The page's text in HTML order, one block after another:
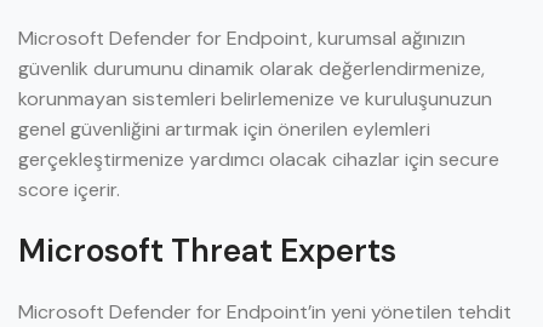
Microsoft Defender for Endpoint, kurumsal ağınızın
güvenlik durumunu dinamik olarak değerlendirmenize,
korunmayan sistemleri belirlemenize ve kuruluşunuzun
genel güvenliğini artırmak için önerilen eylemleri
gerçekleştirmenize yardımcı olacak cihazlar için secure
score içerir.
Microsoft Threat Experts
Microsoft Defender for Endpoint’in yeni yönetilen tehdit